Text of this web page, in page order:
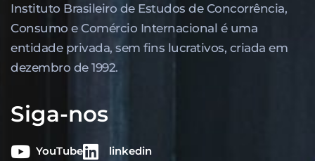
Instituto Brasileiro de Estudos de Concor­rência,
Consumo e Comércio Internacional é uma
entidade privada, sem fins lucrativos, criada em
dezembro de 1992.
Siga-nos
YouTube linkedin